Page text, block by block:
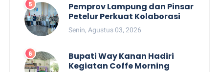
Pemprov Lampung dan Pinsar
Petelur Perkuat Kolaborasi
Senin, Agustus 03, 2026
Bupati Way Kanan Hadiri
Kegiatan Coffe Morning